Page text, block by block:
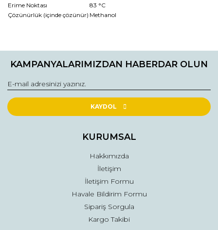
Erime Noktası
83 °C
Çözünürlük (içinde çözünür) Methanol
konularda yetersiz gördüğünüz noktaları öneri formunu
Görüş ve önerileriniz için teşekkür ederiz.
Ürün resmi kalitesiz, bozuk veya görüntülenemiyor.
Ürün açıklamasında eksik bilgiler bulunuyor.
Ürün fiyatı diğer sitelerden daha pahalı.
Gönder
KAMPANYALARIMIZDAN HABERDAR OLUN
KAYDOL
KURUMSAL
Hakkımızda
İletişim
İletişim Formu
Havale Bildirim Formu
Sipariş Sorgula
Kargo Takibi